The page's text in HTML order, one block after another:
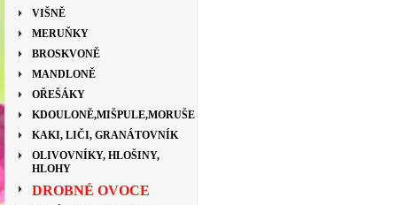
VIŠNĚ
MERUŇKY
BROSKVONĚ
MANDLONĚ
OŘEŠÁKY
KDOULONĚ,MIŠPULE,MORUŠE
KAKI, LIČI, GRANÁTOVNÍK
OLIVOVNÍKY, HLOŠINY,
HLOHY
DROBNÉ OVOCE